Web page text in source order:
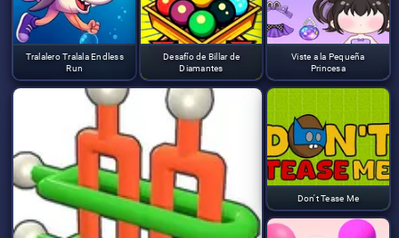
Tralalero Tralala Endless
Run
Desafío de Billar de
Diamantes
Viste a la Pequeña
Princesa
Don't Tease Me